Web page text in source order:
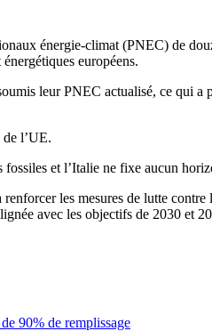
énergie-climat (PNEC) de
européens.
leur PNEC actualisé, ce qui
l’UE.
et l’Italie ne fixe aucun
les mesures de lutte
avec les objectifs de 2030 et
90% de remplissage